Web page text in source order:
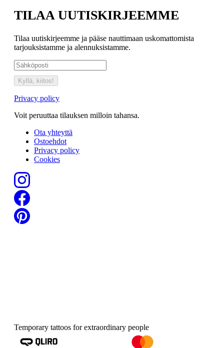
TILAA UUTISKIRJEEMME
Tilaa uutiskirjeemme ja pääse nauttimaan uskomattomista
tarjouksistamme ja alennuksistamme.
Kyllä, kiitos!
Privacy policy
Voit peruuttaa tilauksen milloin tahansa.
Ota yhteyttä
Ostoehdot
Privacy policy
Cookies
Temporary tattoos for extraordinary people